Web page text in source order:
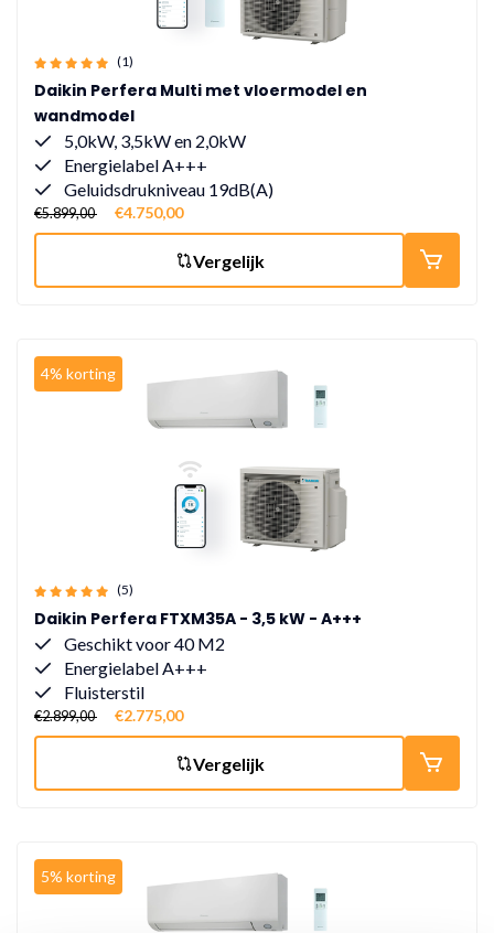
(1)
Daikin Perfera Multi met vloermodel en
wandmodel
5,0kW, 3,5kW en 2,0kW
Energielabel A+++
Geluidsdrukniveau 19dB(A)
€5.899,00 €4.750,00
Vergelijk
4% korting
(5)
Daikin Perfera FTXM35A - 3,5 kW - A+++
Geschikt voor 40 M2
Energielabel A+++
Fluisterstil
€2.899,00 €2.775,00
Vergelijk
5% korting